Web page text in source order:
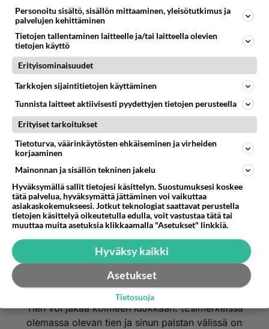
Toisaalta ensimmäiseksi pohjalle jos ei erittäin
kantavaa maa, kannattaa ottaa
Äänestä
Anonyymi
2021-09-28 10:26:53
Onko jollain tietoa, minkälainen tie metsä palstalle
pitää olla. Pitääkö sinne päästä tukkirekalla vai
riittääkö että pääsee motolla ja traktorilla? Ja onko
tien päässä olevan metsäpalstan koolla
merkitystä? Eli pitääkö rekalla päästä jos metsäala
ei kovin suuri?
Äänestä Kommentoi
2021-10-07 22:00:46
Ei kovin pienen tilan vuoksi kannata tietä
rakentaa. Riippuu matkasta ja tilan koosta.
Tien voi jakaa kolmeen luokkaan: (Esimerkeissä
olemassa olevan tien ja sinun palstan välissä on
Personoitu sisältö, sisällön mittaaminen, yleisötutkimus ja
palvelujen kehittäminen
Tietojen tallentaminen laitteelle ja/tai laitteella olevien
tietojen käyttö
Erityisominaisuudet
Tarkkojen sijaintitietojen käyttäminen
Tunnista laitteet aktiivisesti pyydettyjen tietojen perusteella
Erityiset tarkoitukset
Tietoturva, väärinkäytösten ehkäiseminen ja virheiden
korjaaminen
Mainonnan ja sisällön tekninen jakelu
Hyväksymällä sallit tietojesi käsittelyn. Suostumuksesi koskee
tätä palvelua, hyväksymättä jättäminen voi vaikuttaa
asiakaskokemukseesi. Jotkut teknologiat saattavat perustella
tietojen käsittelyä oikeutetulla edulla, voit vastustaa tätä tai
muuttaa muita asetuksia klikkaamalla "Asetukset" linkkiä.
Hyväksy kaikki
Asetukset
Tietosuoja